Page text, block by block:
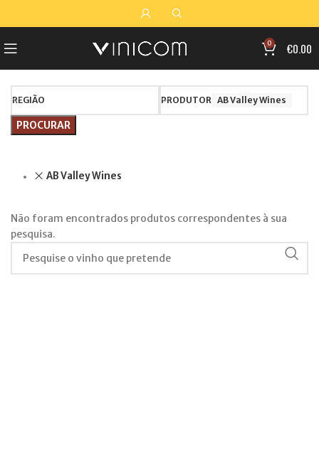
0 €0.00
REGIÃO PRODUTOR AB Valley Wines
PROCURAR
AB Valley Wines
Não foram encontrados produtos correspondentes à sua
pesquisa.